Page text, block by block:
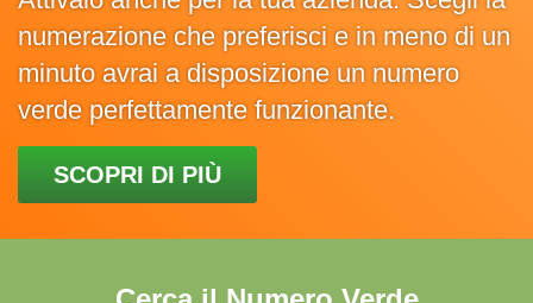
numerazione che preferisci e in meno di un
minuto avrai a disposizione un numero
verde perfettamente funzionante.
SCOPRI DI PIÙ